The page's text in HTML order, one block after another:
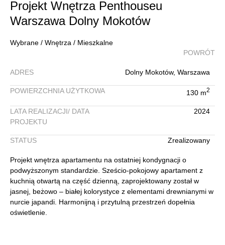
Projekt Wnętrza Penthouseu
Warszawa Dolny Mokotów
Wybrane / Wnętrza / Mieszkalne
POWRÓT
ADRES Dolny Mokotów, Warszawa
POWIERZCHNIA UŻYTKOWA 130 m2
LATA REALIZACJI/ DATA
PROJEKTU
2024
STATUS Zrealizowany
Projekt wnętrza apartamentu na ostatniej kondygnacji o
podwyższonym standardzie. Sześcio-pokojowy apartament z
kuchnią otwartą na część dzienną, zaprojektowany został w
jasnej, beżowo – białej kolorystyce z elementami drewnianymi w
nurcie japandi. Harmonijną i przytulną przestrzeń dopełnia
oświetlenie.